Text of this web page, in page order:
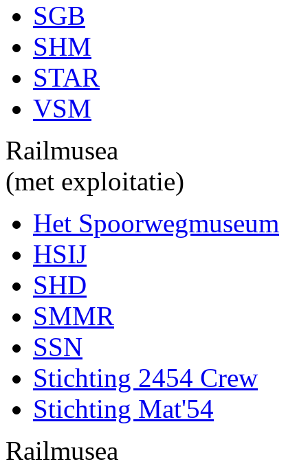
SGB
SHM
STAR
VSM
Railmusea
(met exploitatie)
Het Spoorwegmuseum
HSIJ
SHD
SMMR
SSN
Stichting 2454 Crew
Stichting Mat'54
Railmusea